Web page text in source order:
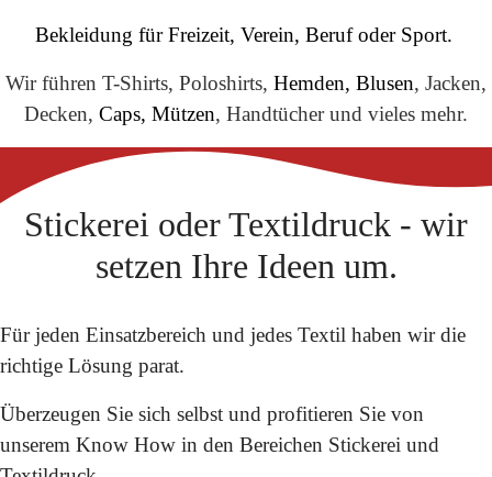
Bekleidung für Freizeit, Verein, Beruf oder Sport.
Wir führen T-Shirts, Poloshirts, Hemden, Blusen, Jacken,
Decken, Caps, Mützen, Handtücher und vieles mehr.
Stickerei oder Textildruck - wir
setzen Ihre Ideen um.
Für jeden Einsatzbereich und jedes Textil haben wir die
richtige Lösung parat.
Überzeugen Sie sich selbst und profitieren Sie von
unserem Know How in den Bereichen Stickerei und